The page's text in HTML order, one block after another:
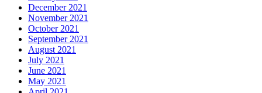
December 2021
November 2021
October 2021
September 2021
August 2021
July 2021
June 2021
May 2021